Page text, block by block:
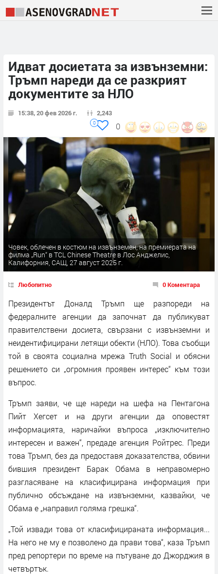
Идват досиетата за извънземни:
Тръмп нареди да се разкрият
документите за НЛО
15:38, 20 фев 2026 г. 2,243
0
0
Човек, облечен в костюм на извънземен, на премиерата на
филма „Run“ в TCL Chinese Theatre в Лос Анджелис,
Калифорния, САЩ, 27 август 2025 г.
Любопитно 0 Коментара
Президентът Доналд Тръмп ще разпореди на
федералните агенции да започнат да публикуват
правителствени досиета, свързани с извънземни и
неидентифицирани летящи обекти (НЛО). Това съобщи
той в своята социална мрежа Truth Social и обясни
решението си „огромния проявен интерес“ към този
въпрос.
Тръмп заяви, че ще нареди на шефа на Пентагона
Пийт Хегсет и на други агенции да оповестят
информацията, наричайки въпроса „изключително
интересен и важен“, предаде агенция Ройтрес. Преди
това Тръмп, без да предоставя доказателства, обвини
бившия президент Барак Обама в неправомерно
разгласяване на класифицирана информация при
публично обсъждане на извънземни, казвайки, че
Обама е „направил голяма грешка“.
„Той извади това от класифицираната информация...
На него не му е позволено да прави това“, каза Тръмп
пред репортери по време на пътуване до Джорджия в
четвъртък.